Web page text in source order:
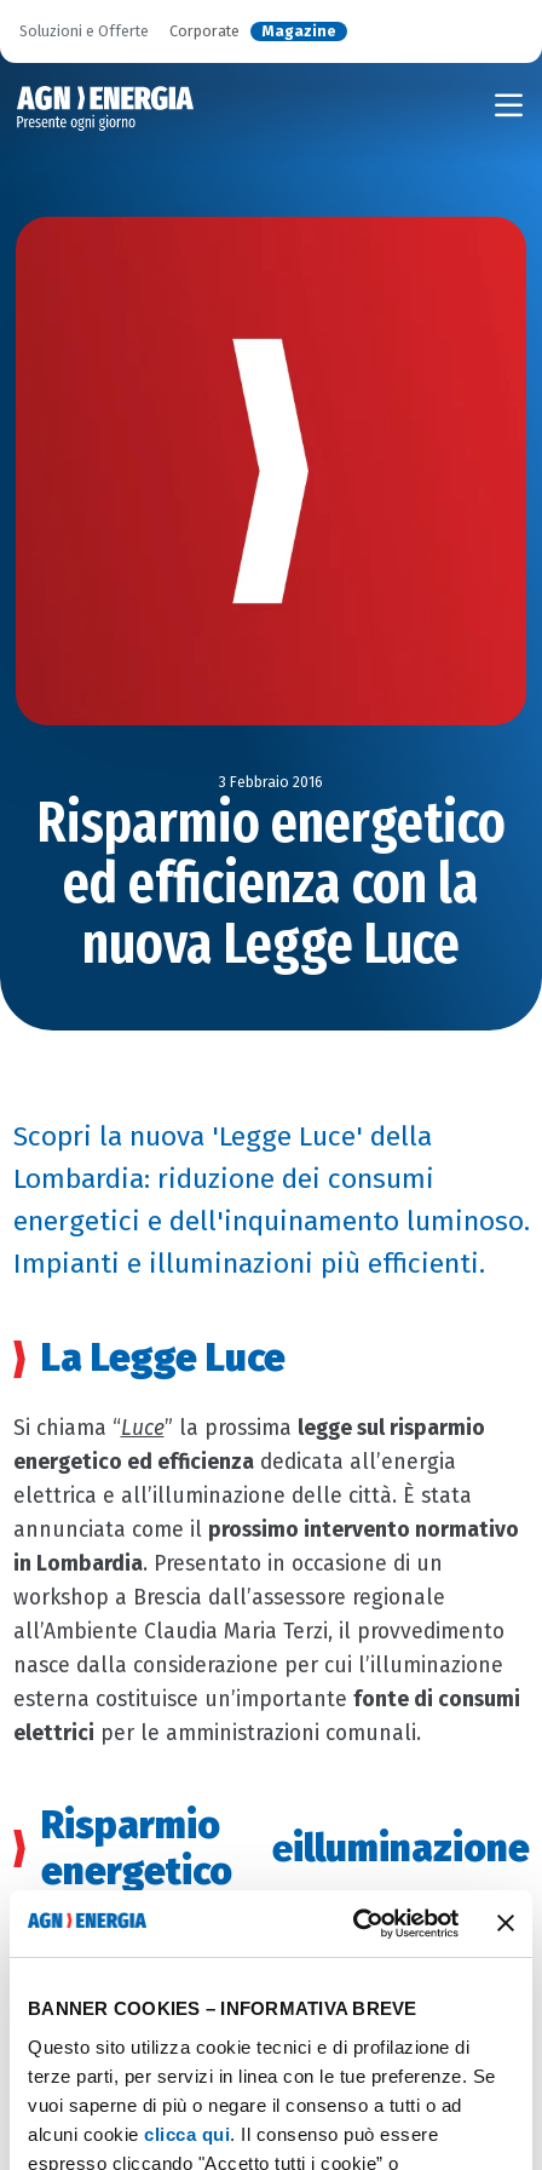
BANNER COOKIES – INFORMATIVA BREVE
Questo sito utilizza cookie tecnici e di profilazione di
terze parti, per servizi in linea con le tue preferenze. Se
vuoi saperne di più o negare il consenso a tutti o ad
alcuni cookie clicca qui. Il consenso può essere
espresso cliccando "Accetto tutti i cookie” o
Soluzioni e Offerte Corporate Magazine
3 Febbraio 2016
Risparmio energetico
ed efficienza con la
nuova Legge Luce
Scopri la nuova 'Legge Luce' della
Lombardia: riduzione dei consumi
energetici e dell'inquinamento luminoso.
Impianti e illuminazioni più efficienti.
La Legge Luce
Si chiama “Luce” la prossima legge sul risparmio
energetico ed efficienzadedicata all’energia
elettrica e all’illuminazione delle città. È stata
annunciata come il prossimo intervento normativo
in Lombardia. Presentato in occasione di un
workshop a Brescia dall’assessore regionale
all’Ambiente Claudia Maria Terzi, il provvedimento
nasce dalla considerazione per cui l’illuminazione
esterna costituisce un’importante fonte di consumi
elettrici per le amministrazioni comunali.
Risparmio
energetico
eilluminazione
c’è quindi la necessità di
migliorare l’efficienza energetica degli impianti di
illuminazione esterna,ridurre i consumielettrici e
minimizzare l’inquinamento luminosodelle città
lombarde.